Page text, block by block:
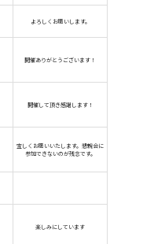
よろしくお願いします。
開催ありがとうございます！
開催して頂き感謝します！
宜しくお願いいたします。懇親会に
参加できないのが残念です。
楽しみにしています